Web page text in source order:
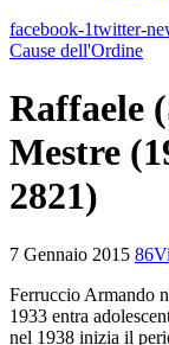
facebook-1twitter-
Cause dell'Ordine
Raffaele
Mestre
2821)
7 Gennaio 2015 86
Ferruccio Armando
1933 entra
nel 1938 inizia il